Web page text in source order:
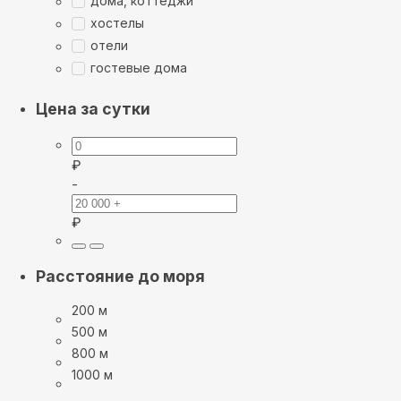
хостелы
отели
гостевые дома
Цена за сутки
₽
-
₽
Расстояние до моря
200 м
500 м
800 м
1000 м